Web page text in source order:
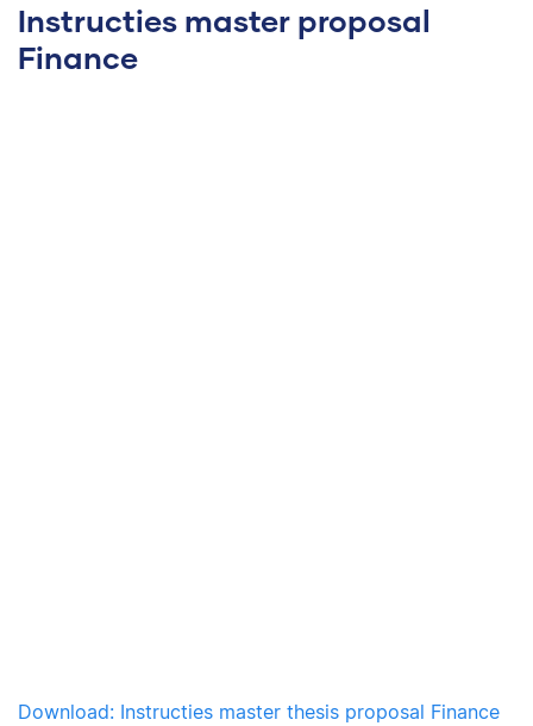
Instructies master proposal
Finance
Download: Instructies master thesis proposal Finance